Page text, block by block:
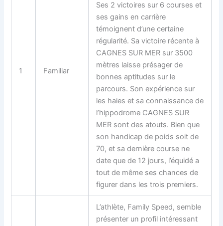
1 Familiar
Ses 2 victoires sur 6 courses et
ses gains en carrière
témoignent d’une certaine
régularité. Sa victoire récente à
CAGNES SUR MER sur 3500
mètres laisse présager de
bonnes aptitudes sur le
parcours. Son expérience sur
les haies et sa connaissance de
l’hippodrome CAGNES SUR
MER sont des atouts. Bien que
son handicap de poids soit de
70, et sa dernière course ne
date que de 12 jours, l’équidé a
tout de même ses chances de
figurer dans les trois premiers.
L’athlète, Family Speed, semble
présenter un profil intéressant